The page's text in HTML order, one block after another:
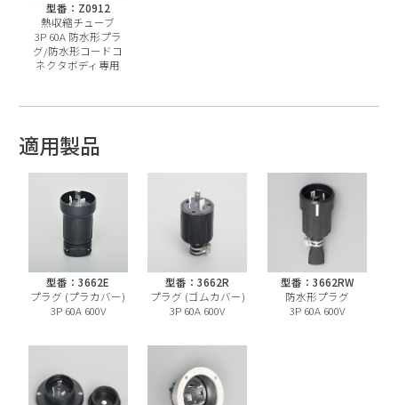
型番：Z0912
熱収縮チューブ
3P 60A 防水形プラ
グ/防水形コードコ
ネクタボディ専用
適用製品
型番：3662E
プラグ (プラカバー)
3P 60A 600V
型番：3662R
プラグ (ゴムカバー)
3P 60A 600V
型番：3662RW
防水形プラグ
3P 60A 600V